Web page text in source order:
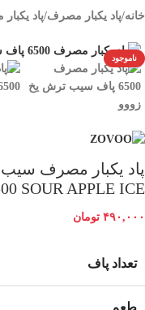
خانه/پاد یکبار مصرف/پاد یکبار
ناموجود
SOUR APPLE ICE
۴۹۰,۰۰۰ تومان
تعداد پاف